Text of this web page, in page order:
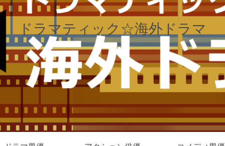
ドラマティック☆海外ドラマ